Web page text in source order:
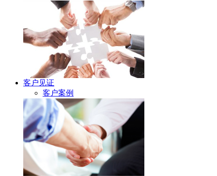
客户见证
客户案例